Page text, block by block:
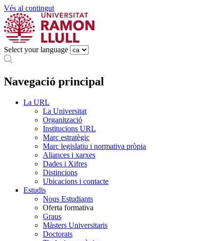
Vés al contingut
Select your language
Navegació principal
La URL
La Universitat
Organització
Institucions URL
Marc estratègic
Marc legislatiu i normativa pròpia
Aliances i xarxes
Dades i Xifres
Distincions
Ubicacions i contacte
Estudis
Nous Estudiants
Oferta formativa
Graus
Màsters Universitaris
Doctorats